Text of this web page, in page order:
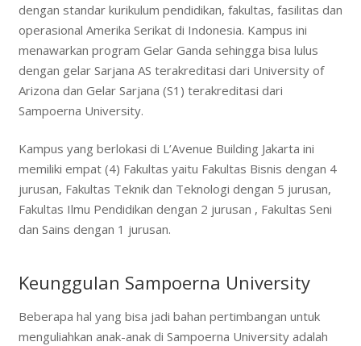
dengan standar kurikulum pendidikan, fakultas, fasilitas dan
operasional Amerika Serikat di Indonesia. Kampus ini
menawarkan program Gelar Ganda sehingga bisa lulus
dengan gelar Sarjana AS terakreditasi dari University of
Arizona dan Gelar Sarjana (S1) terakreditasi dari
Sampoerna University.
Kampus yang berlokasi di L’Avenue Building Jakarta ini
memiliki empat (4) Fakultas yaitu Fakultas Bisnis dengan 4
jurusan, Fakultas Teknik dan Teknologi dengan 5 jurusan,
Fakultas Ilmu Pendidikan dengan 2 jurusan , Fakultas Seni
dan Sains dengan 1 jurusan.
Keunggulan Sampoerna University
Beberapa hal yang bisa jadi bahan pertimbangan untuk
menguliahkan anak-anak di Sampoerna University adalah